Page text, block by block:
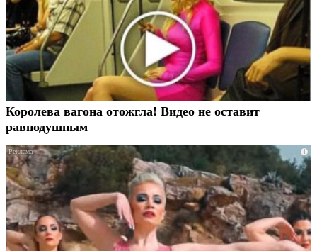
Королева вагона отожгла! Видео не оставит
равнодушным
i